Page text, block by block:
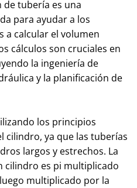
de tubería es una
para ayudar a los
a calcular el volumen
cálculos son cruciales en
la ingeniería de
y la planificación de
los principios
cilindro, ya que las tuberías
largos y estrechos. La
cilindro es pi multiplicado
multiplicado por la